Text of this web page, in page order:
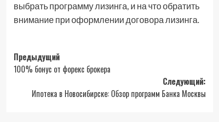
выбрать программу лизинга, и на что обратить
внимание при оформлении договора лизинга.
Навигация
записи
Предыдущий
100% бонус от форекс брокера
Следующий:
Ипотека в Новосибирске: Обзор программ Банка Москвы